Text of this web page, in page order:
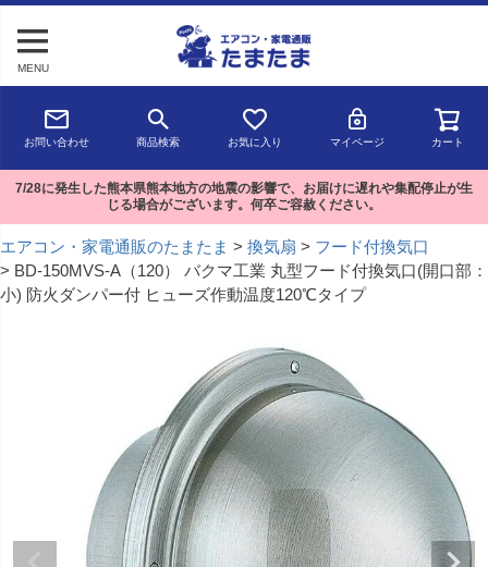
MENU
お問い合わせ 商品検索 お気に入り マイページ カート
7/28に発生した熊本県熊本地方の地震の影響で、お届けに遅れや集配停止が生
じる場合がございます。何卒ご容赦ください。
エアコン・家電通販のたまたま 換気扇
フード付換気口
BD-150MVS-A（120） バクマ工業 丸型フード付換気口(開口部：
小) 防火ダンパー付 ヒューズ作動温度120℃タイプ